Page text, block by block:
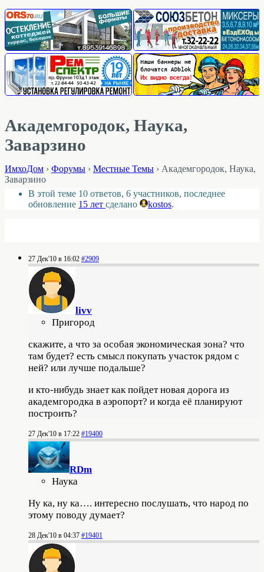
Академгородок, Наука,
Заварзино
ИмхоДом › Форумы › Местные Темы › Академгородок, Наука,
Заварзино
В этой теме 10 ответов, 6 участников, последнее
обновление 15 лет сделано kostos.
27 Дек'10 в 16:02 #2909
livv
Пригород
скажите, а что за особая экономическая зона? что
там будет? есть смысл покупать участок рядом с
ней? или лучше подальше?
и кто-нибудь знает как пойдет новая дорога из
академгородка в аэропорт? и когда её планируют
построить?
27 Дек'10 в 17:22 #19400
RDm
Наука
Ну ка, ну ка…. интересно послушать, что народ по
этому поводу думает?
28 Дек'10 в 04:37 #19401